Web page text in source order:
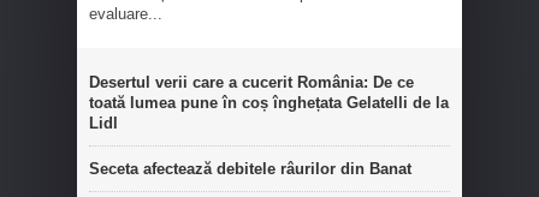
evaluare...
Desertul verii care a cucerit România: De ce
toată lumea pune în coș înghețata Gelatelli de la
Lidl
Seceta afectează debitele râurilor din Banat